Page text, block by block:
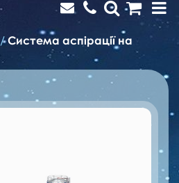
/Система аспірації на